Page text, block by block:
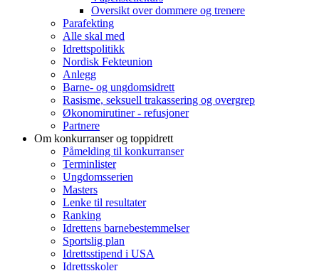
Oversikt over dommere og trenere
Parafekting
Alle skal med
Idrettspolitikk
Nordisk Fekteunion
Anlegg
Barne- og ungdomsidrett
Rasisme, seksuell trakassering og overgrep
Økonomirutiner - refusjoner
Partnere
Om konkurranser og toppidrett
Påmelding til konkurranser
Terminlister
Ungdomsserien
Masters
Lenke til resultater
Ranking
Idrettens barnebestemmelser
Sportslig plan
Idrettsstipend i USA
Idrettsskoler